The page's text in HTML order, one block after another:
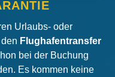
Urlaubs- oder
Flughafentransfer
bei der Buchung
Es kommen keine